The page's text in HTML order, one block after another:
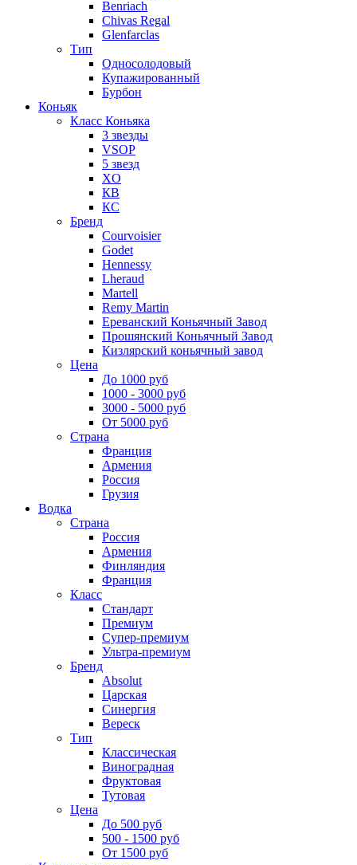
Benriach
Chivas Regal
Glenfarclas
Тип
Односолодовый
Купажированный
Бурбон
Коньяк
Класс Коньяка
3 звезды
VSOP
5 звезд
XO
КВ
КС
Бренд
Courvoisier
Godet
Hennessy
Lheraud
Martell
Remy Martin
Ереванский Коньячный Завод
Прошянский Коньячный Завод
Кизлярский коньячный завод
Цена
До 1000 руб
1000 - 3000 руб
3000 - 5000 руб
От 5000 руб
Страна
Франция
Армения
Россия
Грузия
Водка
Страна
Россия
Армения
Финляндия
Франция
Класс
Стандарт
Премиум
Супер-премиум
Ультра-премиум
Бренд
Absolut
Царская
Синергия
Вереск
Тип
Классическая
Виноградная
Фруктовая
Тутовая
Цена
До 500 руб
500 - 1500 руб
От 1500 руб